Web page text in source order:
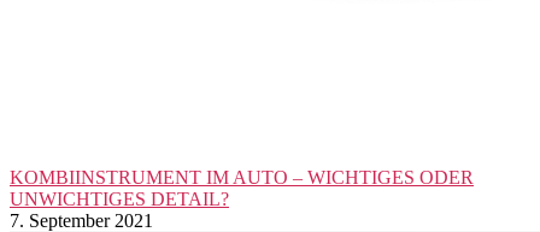
KOMBIINSTRUMENT IM AUTO – WICHTIGES ODER
UNWICHTIGES DETAIL?
7. September 2021